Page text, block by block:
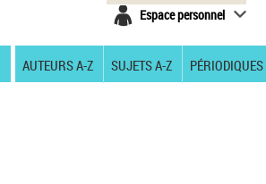
Espace personnel
AUTEURS A-Z SUJETS A-Z PÉRIODIQUES